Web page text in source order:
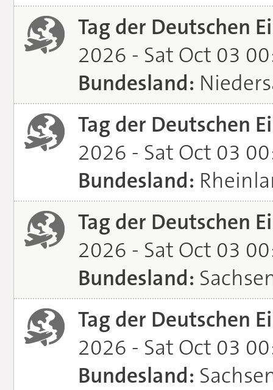
Tag der Deutschen
2026 - Sat Oct 03
Bundesland:
Tag der Deutschen
2026 - Sat Oct 03
Bundesland:
Tag der Deutschen
2026 - Sat Oct 03
Bundesland:
Tag der Deutschen
2026 - Sat Oct 03
Bundesland: